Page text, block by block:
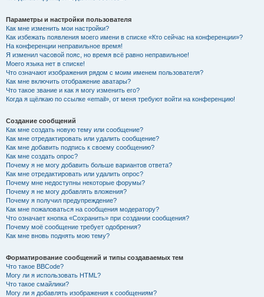
Параметры и настройки пользователя
Как мне изменить мои настройки?
Как избежать появления моего имени в списке «Кто сейчас на конференции»?
На конференции неправильное время!
Я изменил часовой пояс, но время всё равно неправильное!
Моего языка нет в списке!
Что означают изображения рядом с моим именем пользователя?
Как мне включить отображение аватары?
Что такое звание и как я могу изменить его?
Когда я щёлкаю по ссылке «email», от меня требуют войти на конференцию!
Создание сообщений
Как мне создать новую тему или сообщение?
Как мне отредактировать или удалить сообщение?
Как мне добавить подпись к своему сообщению?
Как мне создать опрос?
Почему я не могу добавить больше вариантов ответа?
Как мне отредактировать или удалить опрос?
Почему мне недоступны некоторые форумы?
Почему я не могу добавлять вложения?
Почему я получил предупреждение?
Как мне пожаловаться на сообщения модератору?
Что означает кнопка «Сохранить» при создании сообщения?
Почему моё сообщение требует одобрения?
Как мне вновь поднять мою тему?
Форматирование сообщений и типы создаваемых тем
Что такое BBCode?
Могу ли я использовать HTML?
Что такое смайлики?
Могу ли я добавлять изображения к сообщениям?